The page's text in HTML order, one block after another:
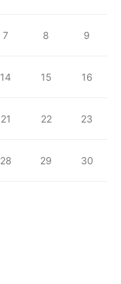
7 8 9
14 15 16
21 22 23
28 29 30